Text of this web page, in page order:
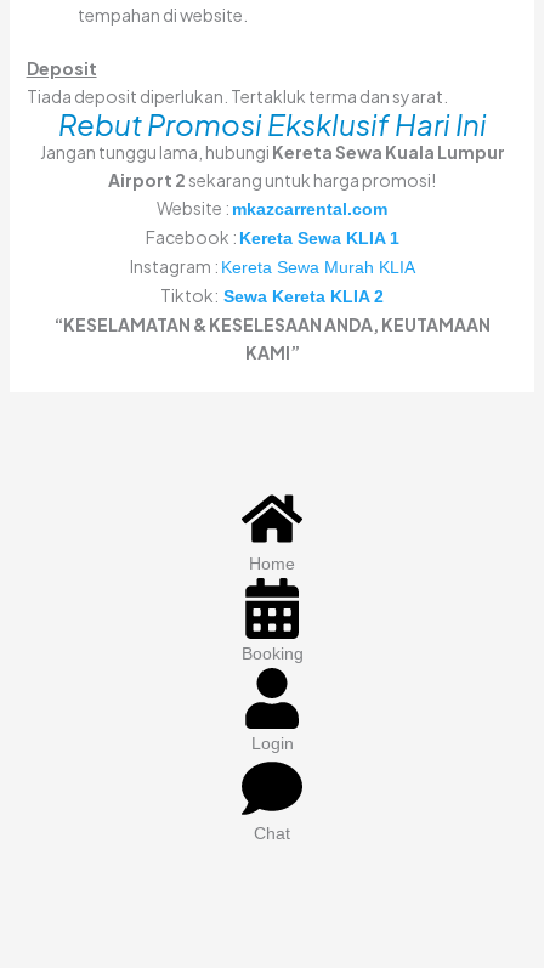
tempahan di website.
Deposit
Tiada deposit diperlukan. Tertakluk terma dan syarat.
Rebut Promosi Eksklusif Hari Ini
Jangan tunggu lama, hubungi Kereta Sewa Kuala Lumpur
Airport 2sekarang untuk harga promosi!
Website : mkazcarrental.com
Facebook : Kereta Sewa KLIA 1
Instagram : Kereta Sewa Murah KLIA
Tiktok: Sewa Kereta KLIA 2
“KESELAMATAN & KESELESAAN ANDA, KEUTAMAAN
KAMI”
Home
Booking
Login
Chat